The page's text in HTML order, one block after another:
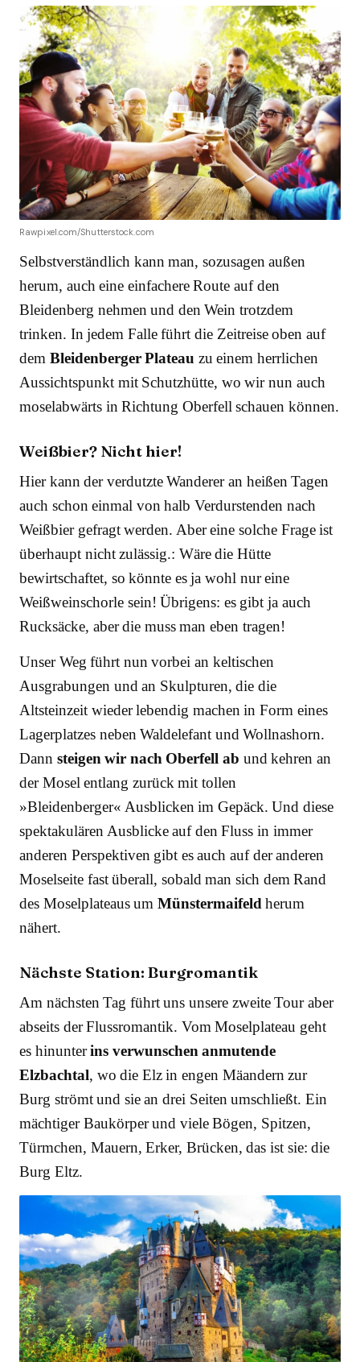
Rawpixel.com/Shutterstock.com
Selbstverständlich kann man, sozusagen außen
herum, auch eine einfachere Route auf den
Bleidenberg nehmen und den Wein trotzdem
trinken. In jedem Falle führt die Zeitreise oben auf
dem Bleidenberger Plateau zu einem herrlichen
Aussichtspunkt mit Schutzhütte, wo wir nun auch
moselabwärts in Richtung Oberfell schauen können.
Weißbier? Nicht hier!
Hier kann der verdutzte Wanderer an heißen Tagen
auch schon einmal von halb Verdurstenden nach
Weißbier gefragt werden. Aber eine solche Frage ist
überhaupt nicht zulässig.: Wäre die Hütte
bewirtschaftet, so könnte es ja wohl nur eine
Weißweinschorle sein! Übrigens: es gibt ja auch
Rucksäcke, aber die muss man eben tragen!
Unser Weg führt nun vorbei an keltischen
Ausgrabungen und an Skulpturen, die die
Altsteinzeit wieder lebendig machen in Form eines
Lagerplatzes neben Waldelefant und Wollnashorn.
Dann steigen wir nach Oberfell ab und kehren an
der Mosel entlang zurück mit tollen
»Bleidenberger« Ausblicken im Gepäck. Und diese
spektakulären Ausblicke auf den Fluss in immer
anderen Perspektiven gibt es auch auf der anderen
Moselseite fast überall, sobald man sich dem Rand
des Moselplateaus um Münstermaifeldherum
nähert.
Nächste Station: Burgromantik
Am nächsten Tag führt uns unsere zweite Tour aber
abseits der Flussromantik. Vom Moselplateau geht
es hinunterins verwunschen anmutende
Elzbachtal, wo die Elz in engen Mäandern zur
Burg strömt und sie an drei Seiten umschließt. Ein
mächtiger Baukörper und viele Bögen, Spitzen,
Türmchen, Mauern, Erker, Brücken, das ist sie: die
Burg Eltz.